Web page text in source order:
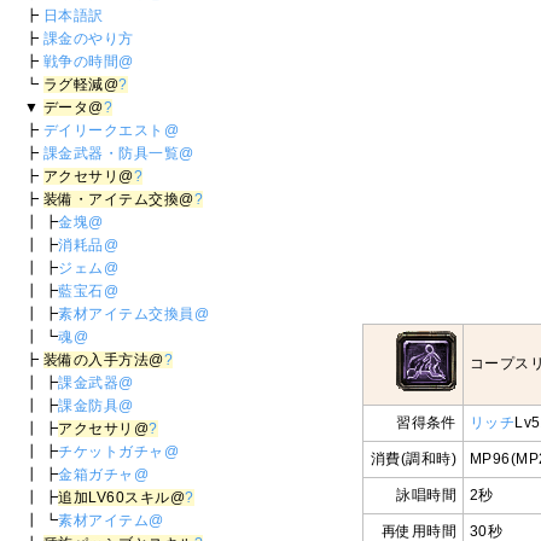
コープス
習得条件 リッチ
消費(調和時)
詠唱時間 2秒
再使用時間 30秒
┣ 日本語訳
┣ 課金のやり方
┣ 戦争の時間@
┗ ラグ軽減@?
▼ データ@?
┣ デイリークエスト@
┣ 課金武器・防具一覧@
┣ アクセサリ@?
┣ 装備・アイテム交換@?
┃ ┣金塊@
┃ ┣消耗品@
┃ ┣ジェム@
┃ ┣藍宝石@
┃ ┣素材アイテム交換員@
┃ ┗魂@
┣ 装備の入手方法@?
┃ ┣課金武器@
┃ ┣課金防具@
┃ ┣アクセサリ@?
┃ ┣チケットガチャ@
┃ ┣金箱ガチャ@
┃ ┣追加LV60スキル@?
┃ ┗素材アイテム@